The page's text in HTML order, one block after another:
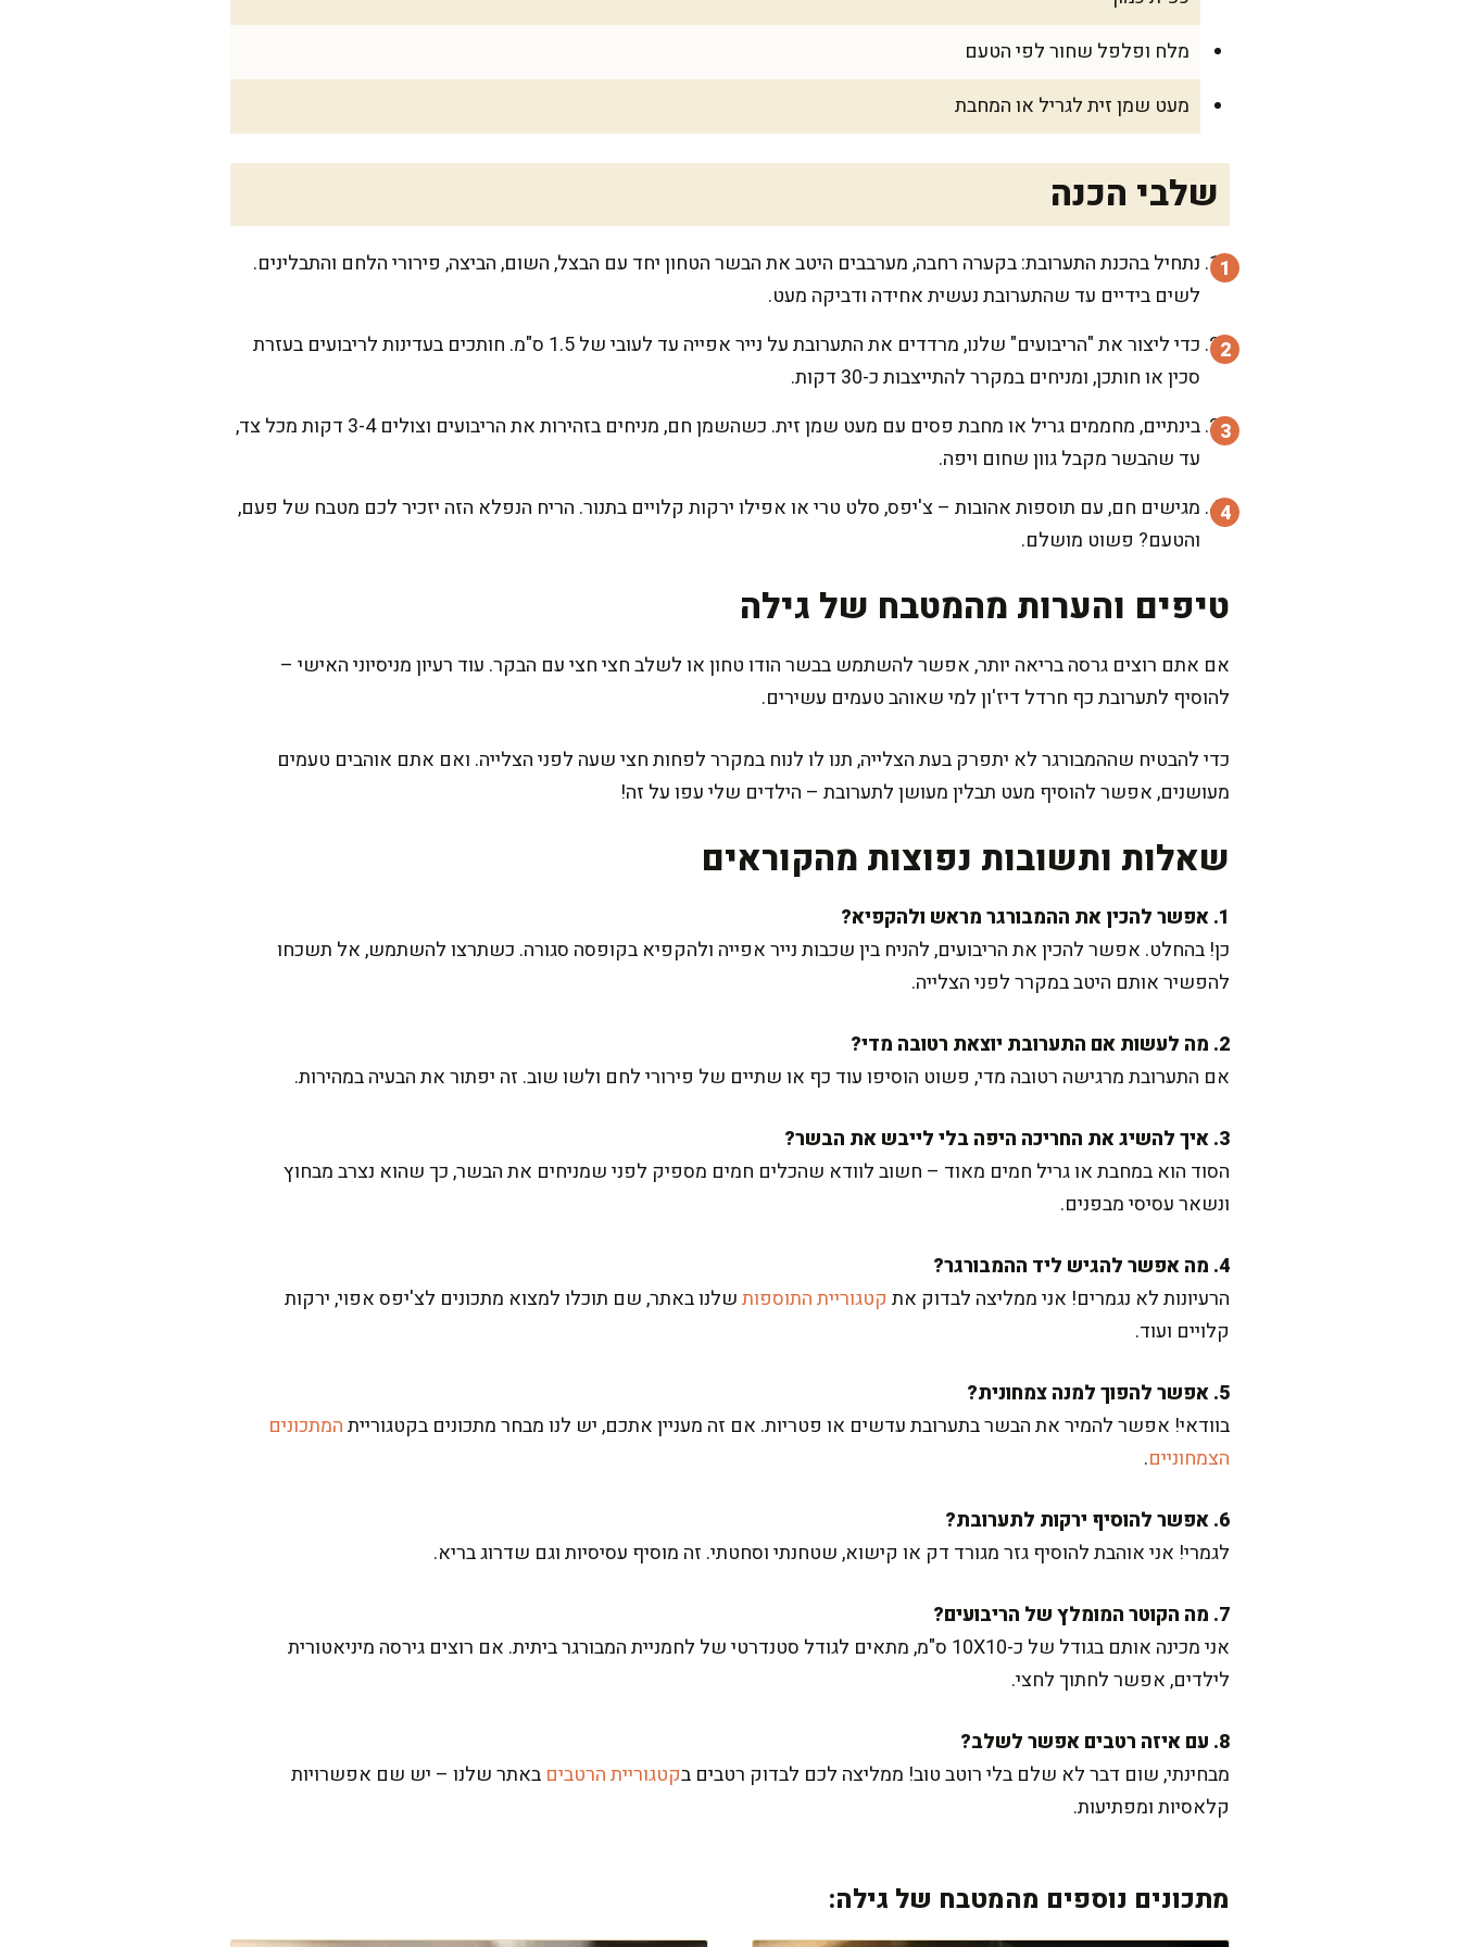
מלח ופלפל שחור לפי הטעם
מעט שמן זית לגריל או המחבת
שלבי הכנה
נתחיל בהכנת התערובת: בקערה רחבה, מערבבים היטב את הבשר הטחון יחד עם הבצל, השום, הביצה, פירורי הלחם והתבלינים.
לשים בידיים עד שהתערובת נעשית אחידה ודביקה מעט.
כדי ליצור את "הריבועים" שלנו, מרדדים את התערובת על נייר אפייה עד לעובי של 1.5 ס"מ. חותכים בעדינות לריבועים בעזרת
סכין או חותכן, ומניחים במקרר להתייצבות כ-30 דקות.
בינתיים, מחממים גריל או מחבת פסים עם מעט שמן זית. כשהשמן חם, מניחים בזהירות את הריבועים וצולים 3-4 דקות מכל צד,
עד שהבשר מקבל גוון שחום ויפה.
מגישים חם, עם תוספות אהובות – צ'יפס, סלט טרי או אפילו ירקות קלויים בתנור. הריח הנפלא הזה יזכיר לכם מטבח של פעם,
והטעם? פשוט מושלם.
טיפים והערות מהמטבח של גילה
אם אתם רוצים גרסה בריאה יותר, אפשר להשתמש בבשר הודו טחון או לשלב חצי חצי עם הבקר. עוד רעיון מניסיוני האישי –
להוסיף לתערובת כף חרדל דיז'ון למי שאוהב טעמים עשירים.
כדי להבטיח שההמבורגר לא יתפרק בעת הצלייה, תנו לו לנוח במקרר לפחות חצי שעה לפני הצלייה. ואם אתם אוהבים טעמים
מעושנים, אפשר להוסיף מעט תבלין מעושן לתערובת – הילדים שלי עפו על זה!
שאלות ותשובות נפוצות מהקוראים
1. אפשר להכין את ההמבורגר מראש ולהקפיא?
כן! בהחלט. אפשר להכין את הריבועים, להניח בין שכבות נייר אפייה ולהקפיא בקופסה סגורה. כשתרצו להשתמש, אל תשכחו
להפשיר אותם היטב במקרר לפני הצלייה.
2. מה לעשות אם התערובת יוצאת רטובה מדי?
אם התערובת מרגישה רטובה מדי, פשוט הוסיפו עוד כף או שתיים של פירורי לחם ולשו שוב. זה יפתור את הבעיה במהירות.
3. איך להשיג את החריכה היפה בלי לייבש את הבשר?
הסוד הוא במחבת או גריל חמים מאוד – חשוב לוודא שהכלים חמים מספיק לפני שמניחים את הבשר, כך שהוא נצרב מבחוץ
ונשאר עסיסי מבפנים.
4. מה אפשר להגיש ליד ההמבורגר?
הרעיונות לא נגמרים! אני ממליצה לבדוק את קטגוריית התוספותשלנו באתר, שם תוכלו למצוא מתכונים לצ'יפס אפוי, ירקות
קלויים ועוד.
5. אפשר להפוך למנה צמחונית?
בוודאי! אפשר להמיר את הבשר בתערובת עדשים או פטריות. אם זה מעניין אתכם, יש לנו מבחר מתכונים בקטגורייתהמתכונים
הצמחוניים.
6. אפשר להוסיף ירקות לתערובת?
לגמרי! אני אוהבת להוסיף גזר מגורד דק או קישוא, שטחנתי וסחטתי. זה מוסיף עסיסיות וגם שדרוג בריא.
7. מה הקוטר המומלץ של הריבועים?
אני מכינה אותם בגודל של כ-10X10 ס"מ, מתאים לגודל סטנדרטי של לחמניית המבורגר ביתית. אם רוצים גירסה מיניאטורית
לילדים, אפשר לחתוך לחצי.
8. עם איזה רטבים אפשר לשלב?
מבחינתי, שום דבר לא שלם בלי רוטב טוב! ממליצה לכם לבדוק רטבים בקטגוריית הרטבים באתר שלנו – יש שם אפשרויות
קלאסיות ומפתיעות.
מתכונים נוספים מהמטבח של גילה: